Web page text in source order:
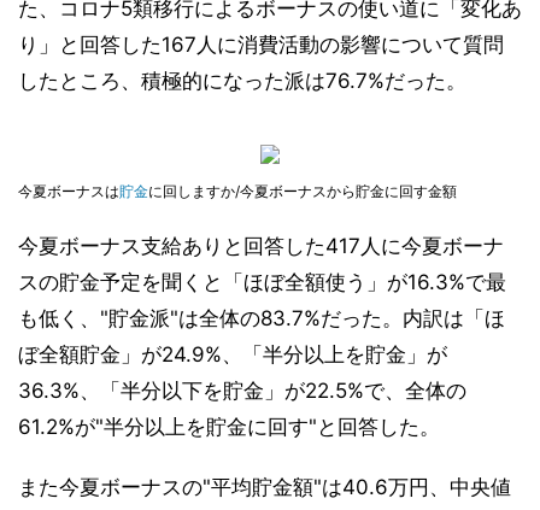
た、コロナ5類移行によるボーナスの使い道に「変化あ
り」と回答した167人に消費活動の影響について質問
したところ、積極的になった派は76.7%だった。
今夏ボーナスは貯金に回しますか/今夏ボーナスから貯金に回す金額
今夏ボーナス支給ありと回答した417人に今夏ボーナ
スの貯金予定を聞くと「ほぼ全額使う」が16.3%で最
も低く、"貯金派"は全体の83.7%だった。内訳は「ほ
ぼ全額貯金」が24.9%、「半分以上を貯金」が
36.3%、「半分以下を貯金」が22.5%で、全体の
61.2%が"半分以上を貯金に回す"と回答した。
また今夏ボーナスの"平均貯金額"は40.6万円、中央値